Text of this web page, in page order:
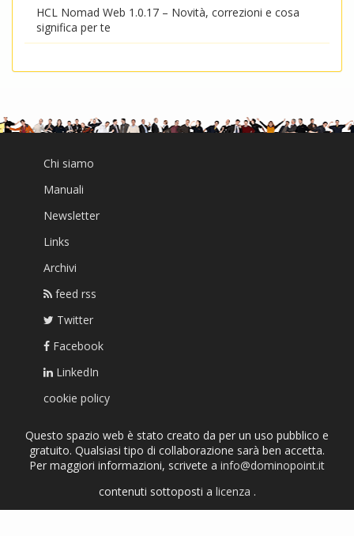
HCL Nomad Web 1.0.17 – Novità, correzioni e cosa
significa per te
Chi siamo
Manuali
Newsletter
Links
Archivi
feed rss
Twitter
Facebook
LinkedIn
cookie policy
Questo spazio web è stato creato da per un uso pubblico e
gratuito. Qualsiasi tipo di collaborazione sarà ben accetta.
Per maggiori informazioni, scrivete a info@dominopoint.it
contenuti sottoposti a licenza .